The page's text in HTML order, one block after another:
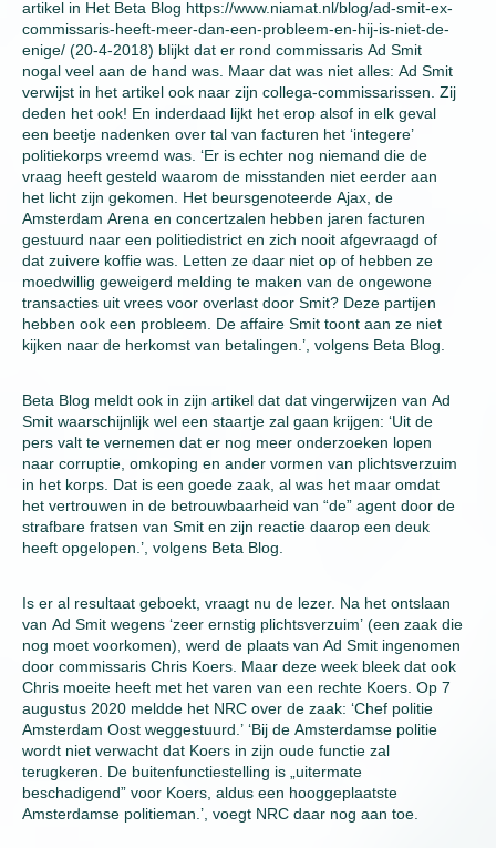
artikel in Het Beta Blog https://www.niamat.nl/blog/ad-smit-ex-
commissaris-heeft-meer-dan-een-probleem-en-hij-is-niet-de-
enige/ (20-4-2018) blijkt dat er rond commissaris Ad Smit
nogal veel aan de hand was. Maar dat was niet alles: Ad Smit
verwijst in het artikel ook naar zijn collega-commissarissen. Zij
deden het ook! En inderdaad lijkt het erop alsof in elk geval
een beetje nadenken over tal van facturen het ‘integere’
politiekorps vreemd was. ‘Er is echter nog niemand die de
vraag heeft gesteld waarom de misstanden niet eerder aan
het licht zijn gekomen. Het beursgenoteerde Ajax, de
Amsterdam Arena en concertzalen hebben jaren facturen
gestuurd naar een politiedistrict en zich nooit afgevraagd of
dat zuivere koffie was. Letten ze daar niet op of hebben ze
moedwillig geweigerd melding te maken van de ongewone
transacties uit vrees voor overlast door Smit? Deze partijen
hebben ook een probleem. De affaire Smit toont aan ze niet
kijken naar de herkomst van betalingen.’, volgens Beta Blog.
Beta Blog meldt ook in zijn artikel dat dat vingerwijzen van Ad
Smit waarschijnlijk wel een staartje zal gaan krijgen: ‘Uit de
pers valt te vernemen dat er nog meer onderzoeken lopen
naar corruptie, omkoping en ander vormen van plichtsverzuim
in het korps. Dat is een goede zaak, al was het maar omdat
het vertrouwen in de betrouwbaarheid van “de” agent door de
strafbare fratsen van Smit en zijn reactie daarop een deuk
heeft opgelopen.’, volgens Beta Blog.
Is er al resultaat geboekt, vraagt nu de lezer. Na het ontslaan
van Ad Smit wegens ‘zeer ernstig plichtsverzuim’ (een zaak die
nog moet voorkomen), werd de plaats van Ad Smit ingenomen
door commissaris Chris Koers. Maar deze week bleek dat ook
Chris moeite heeft met het varen van een rechte Koers. Op 7
augustus 2020 meldde het NRC over de zaak: ‘Chef politie
Amsterdam Oost weggestuurd.’ ‘Bij de Amsterdamse politie
wordt niet verwacht dat Koers in zijn oude functie zal
terugkeren. De buitenfunctiestelling is „uitermate
beschadigend” voor Koers, aldus een hooggeplaatste
Amsterdamse politieman.’, voegt NRC daar nog aan toe.